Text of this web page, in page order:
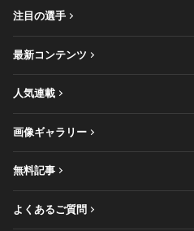
注目の選手
最新コンテンツ
人気連載
画像ギャラリー
無料記事
よくあるご質問